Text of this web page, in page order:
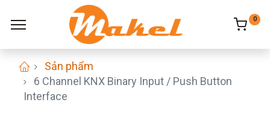
0
Sản phẩm
6 Channel KNX Binary Input / Push Button
Interface